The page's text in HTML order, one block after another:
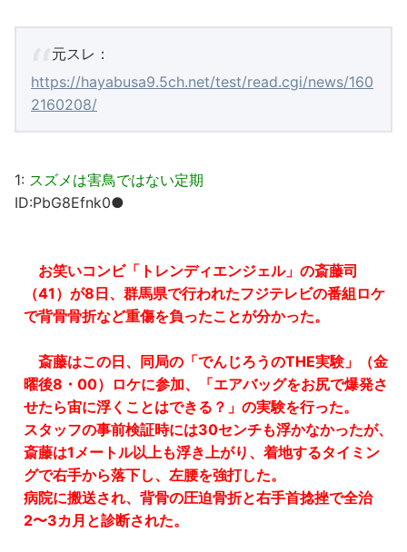
元スレ：
https://hayabusa9.5ch.net/test/read.cgi/news/160
2160208/
1: スズメは害鳥ではない定期
ID:PbG8Efnk0●
お笑いコンビ「トレンディエンジェル」の斎藤司
（41）が8日、群馬県で行われたフジテレビの番組ロケ
で背骨骨折など重傷を負ったことが分かった。
斎藤はこの日、同局の「でんじろうのTHE実験」（金
曜後8・00）ロケに参加、「エアバッグをお尻で爆発さ
せたら宙に浮くことはできる？」の実験を行った。
スタッフの事前検証時には30センチも浮かなかったが、
斎藤は1メートル以上も浮き上がり、着地するタイミン
グで右手から落下し、左腰を強打した。
病院に搬送され、背骨の圧迫骨折と右手首捻挫で全治
2〜3カ月と診断された。